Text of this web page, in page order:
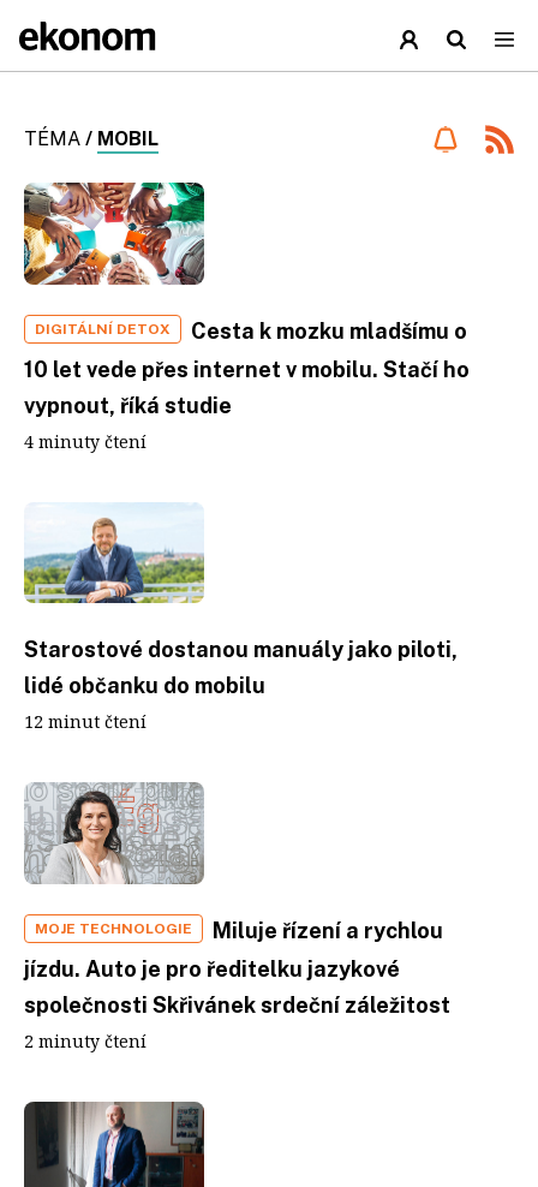
TÉMA / MOBIL
DIGITÁLNÍ DETOX
Cesta k mozku mladšímu o
10 let vede přes internet v mobilu. Stačí ho
vypnout, říká studie
4 minuty čtení
Starostové dostanou manuály jako piloti,
lidé občanku do mobilu
12 minut čtení
MOJE TECHNOLOGIE
Miluje řízení a rychlou
jízdu. Auto je pro ředitelku jazykové
společnosti Skřivánek srdeční záležitost
2 minuty čtení